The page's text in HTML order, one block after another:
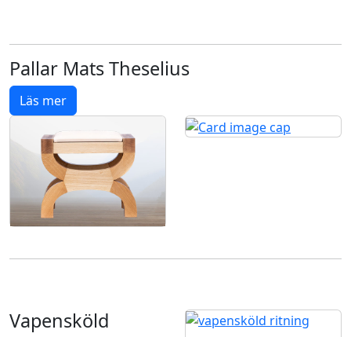
Pallar Mats Theselius
Läs mer
Vapensköld